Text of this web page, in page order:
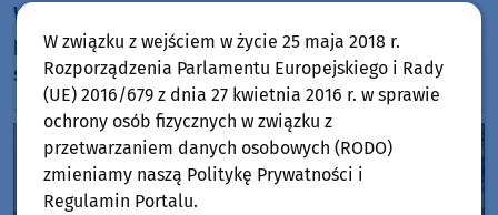
Wieczorem i w nocy w naszym regionie
prognozowane są burze, którym mogą towarzyszyć
silne opady deszczu i grad
W związku z wejściem w życie 25 maja 2018 r.
Rozporządzenia Parlamentu Europejskiego i Rady
(UE) 2016/679 z dnia 27 kwietnia 2016 r. w sprawie
ochrony osób fizycznych w związku z
przetwarzaniem danych osobowych (RODO)
zmieniamy naszą Politykę Prywatności i
Regulamin Portalu.